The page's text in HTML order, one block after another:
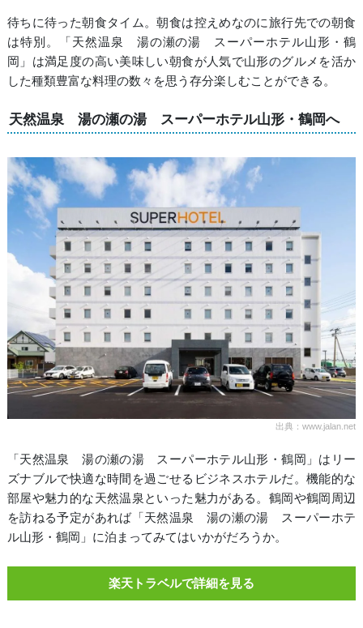
待ちに待った朝食タイム。朝食は控えめなのに旅行先での朝食
は特別。「天然温泉 湯の瀬の湯 スーパーホテル山形・鶴
岡」は満足度の高い美味しい朝食が人気で山形のグルメを活か
した種類豊富な料理の数々を思う存分楽しむことができる。
天然温泉 湯の瀬の湯 スーパーホテル山形・鶴岡へ
出典：www.jalan.net
「天然温泉 湯の瀬の湯 スーパーホテル山形・鶴岡」はリー
ズナブルで快適な時間を過ごせるビジネスホテルだ。機能的な
部屋や魅力的な天然温泉といった魅力がある。鶴岡や鶴岡周辺
を訪ねる予定があれば「天然温泉 湯の瀬の湯 スーパーホテ
ル山形・鶴岡」に泊まってみてはいかがだろうか。
楽天トラベルで詳細を見る